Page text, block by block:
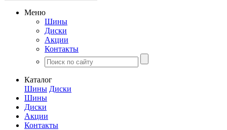
Меню
Шины
Диски
Акции
Контакты
Каталог
Шины Диски
Шины
Диски
Акции
Контакты